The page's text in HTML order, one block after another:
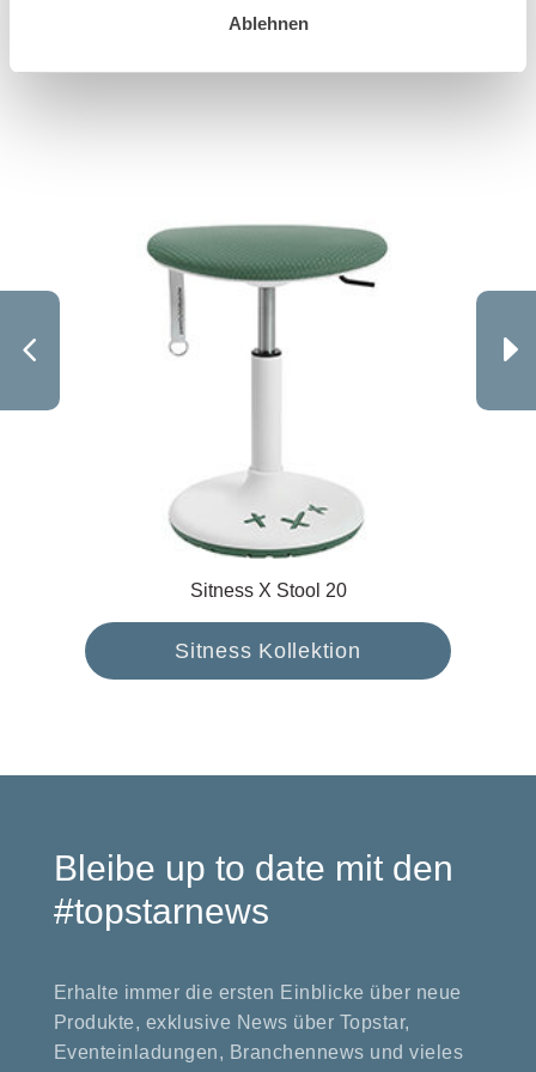
Ablehnen
Sitness X Stool 20
Sitness Kollektion
Bleibe up to date mit den
#topstarnews
Erhalte immer die ersten Einblicke über neue
Produkte, exklusive News über Topstar,
Eventeinladungen, Branchennews und vieles